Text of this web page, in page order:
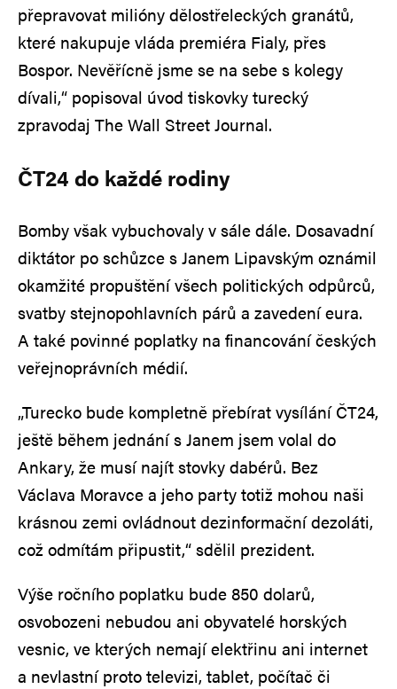
přepravovat milióny dělostřeleckých granátů,
které nakupuje vláda premiéra Fialy, přes
Bospor. Nevěřícně jsme se na sebe s kolegy
dívali,“ popisoval úvod tiskovky turecký
zpravodaj The Wall Street Journal.
ČT24 do každé rodiny
Bomby však vybuchovaly v sále dále. Dosavadní
diktátor po schůzce s Janem Lipavským oznámil
okamžité propuštění všech politických odpůrců,
svatby stejnopohlavních párů a zavedení eura.
A také povinné poplatky na financování českých
veřejnoprávních médií.
„Turecko bude kompletně přebírat vysílání ČT24,
ještě během jednání s Janem jsem volal do
Ankary, že musí najít stovky dabérů. Bez
Václava Moravce a jeho party totiž mohou naši
krásnou zemi ovládnout dezinformační dezoláti,
což odmítám připustit,“ sdělil prezident.
Výše ročního poplatku bude 850 dolarů,
osvobozeni nebudou ani obyvatelé horských
vesnic, ve kterých nemají elektřinu ani internet
a nevlastní proto televizi, tablet, počítač či